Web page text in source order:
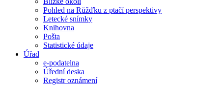
Pohled na Růžďku z ptačí perspektivy
Letecké snímky
Knihovna
Pošta
Statistické údaje
Úřad
e-podatelna
Úřední deska
Registr oznámení